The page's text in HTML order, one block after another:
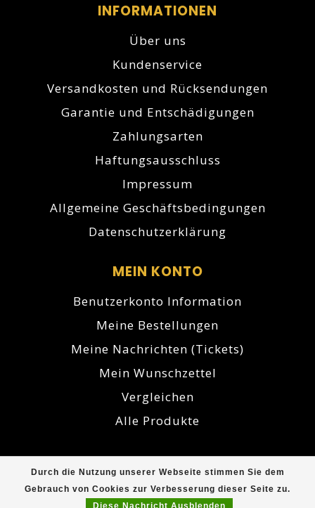
Durch die Nutzung unserer Webseite stimmen Sie dem
Gebrauch von Cookies zur Verbesserung dieser Seite zu.
Diese Nachricht Ausblenden
INFORMATIONEN
Über uns
Kundenservice
Versandkosten und Rücksendungen
Garantie und Entschädigungen
Zahlungsarten
Haftungsausschluss
Impressum
Allgemeine Geschäftsbedingungen
Datenschutzerklärung
MEIN KONTO
Benutzerkonto Information
Meine Bestellungen
Meine Nachrichten (Tickets)
Mein Wunschzettel
Vergleichen
Alle Produkte
© Copyright 2026 Cuberna.de - Powered by
Lightspeed- Theme byDyvelopment